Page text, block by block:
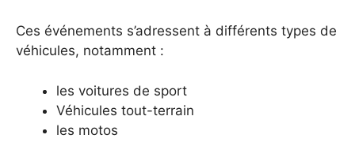
Ces événements s’adressent à différents types de
véhicules, notamment :
les voitures de sport
Véhicules tout-terrain
les motos